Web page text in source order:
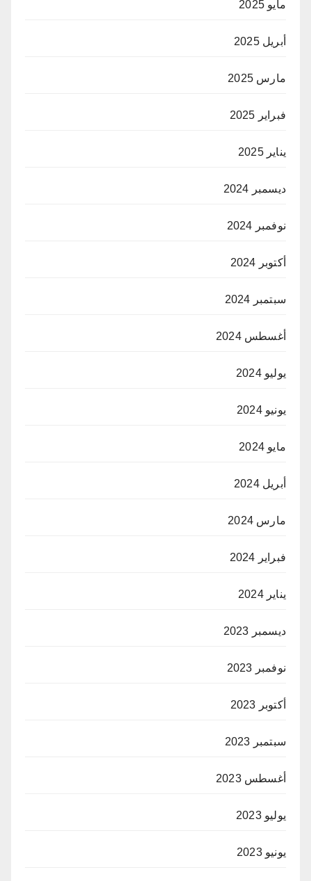
مايو 2025
أبريل 2025
مارس 2025
فبراير 2025
يناير 2025
ديسمبر 2024
نوفمبر 2024
أكتوبر 2024
سبتمبر 2024
أغسطس 2024
يوليو 2024
يونيو 2024
مايو 2024
أبريل 2024
مارس 2024
فبراير 2024
يناير 2024
ديسمبر 2023
نوفمبر 2023
أكتوبر 2023
سبتمبر 2023
أغسطس 2023
يوليو 2023
يونيو 2023